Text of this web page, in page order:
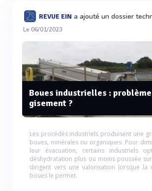
REVUE EIN a ajouté un dossier
Le 06/01/2023
Boues industrielles :
gisement ?
Les procédés industriels produisent une
boues, minérales ou organiques. Pour
leur évacuation, certains industriels
déshydratation plus ou moins poussée
dirigent vers une valorisation lorsque la
boues le permet.